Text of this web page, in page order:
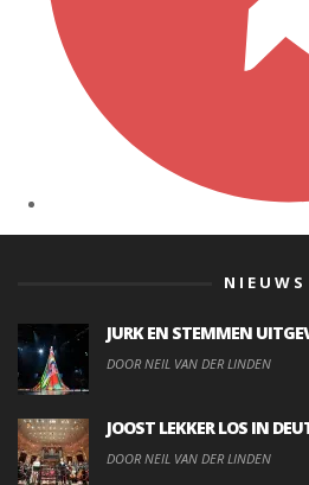
NIEUWS
JURK EN STEMMEN
DOOR NEIL VAN DER LINDEN
JOOST LEKKER LOS IN
DOOR NEIL VAN DER LINDEN